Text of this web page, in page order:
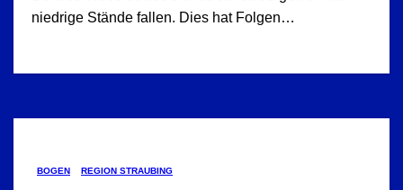
niedrige Stände fallen. Dies hat Folgen…
BOGEN REGION STRAUBING